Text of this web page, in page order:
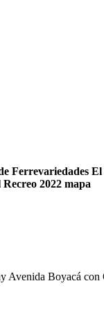
Ferrevariedades El
2022 mapa
Avenida Boyacá